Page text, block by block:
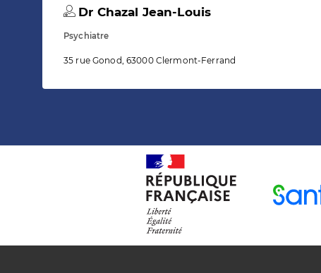
Dr Chazal Jean-Louis
Psychiatre
35 rue Gonod, 63000 Clermont-Ferrand